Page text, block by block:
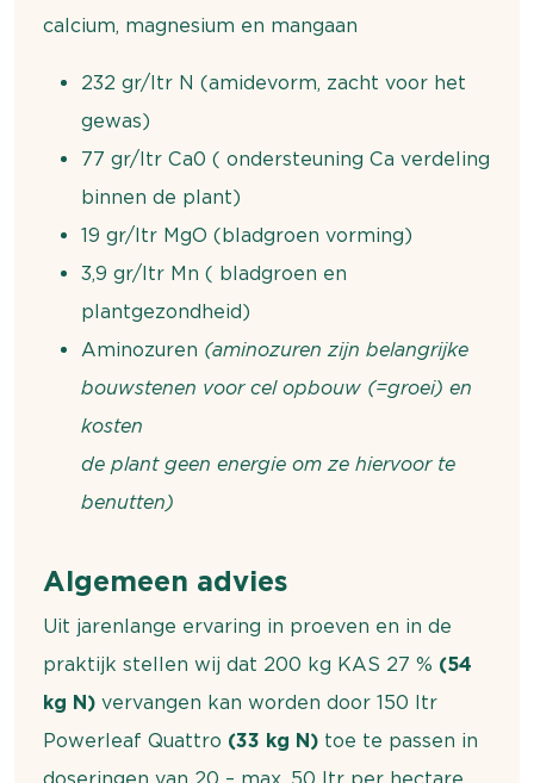
calcium, magnesium en mangaan
232 gr/ltr N (amidevorm, zacht voor het
gewas)
77 gr/ltr Ca0 ( ondersteuning Ca verdeling
binnen de plant)
19 gr/ltr MgO (bladgroen vorming)
3,9 gr/ltr Mn ( bladgroen en
plantgezondheid)
Aminozuren (aminozuren zijn belangrijke
bouwstenen voor cel opbouw (=groei) en
kosten
de plant geen energie om ze hiervoor te
benutten)
Algemeen advies
Uit jarenlange ervaring in proeven en in de
praktijk stellen wij dat 200 kg KAS 27 % (54
kg N) vervangen kan worden door 150 ltr
Powerleaf Quattro (33 kg N) toe te passen in